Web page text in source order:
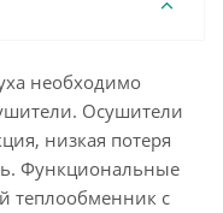
необходимо
Осушители
низкая потеря
Функциональные
теплообменник с